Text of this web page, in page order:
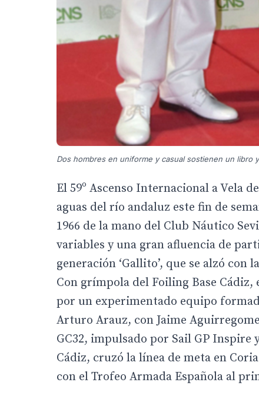
Dos hombres en uniforme y casual sostienen un libro
El 59º Ascenso Internacional a Vela
aguas del río andaluz este fin de
1966 de la mano del Club Náutico
variables y una gran afluencia de
generación ‘Gallito’, que se alzó con
Con grímpola del Foiling Base
por un experimentado equipo
Arturo Arauz, con Jaime
GC32, impulsado por Sail GP
Cádiz, cruzó la línea de meta en
con el Trofeo Armada Española al